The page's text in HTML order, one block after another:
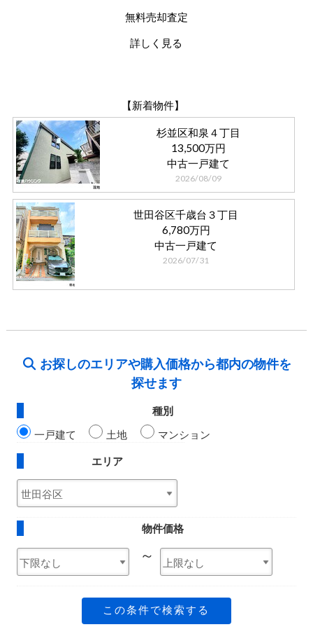
無料売却査定
詳しく見る
【新着物件】
杉並区和泉４丁目
13,500万円
中古一戸建て
2026/08/09
世田谷区千歳台３丁目
6,780万円
中古一戸建て
2026/07/31
お探しのエリアや購入価格から都内の物件を
探せます
種別
一戸建て
土地 マンション
エリア
物件価格
～
この条件で検索する